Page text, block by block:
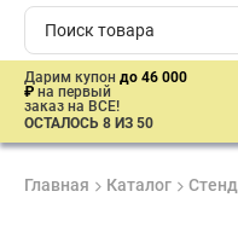
Дарим купон до 46 000
₽ на первый
заказ на ВСЕ!
ОСТАЛОСЬ 8 ИЗ 50
Главная Каталог